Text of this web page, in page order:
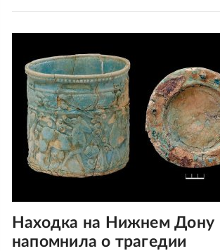
Находка на Нижнем Дону
напомнила о трагедии